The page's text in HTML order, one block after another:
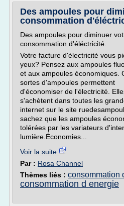
Des ampoules pour
consommation
Des ampoules pour diminuer
consommation d'éléctricité.
Votre facture d'électricité vous
yeux? Pensez aux ampoules
et aux ampoules économiques.
sortes d'ampoules permettent
d'économiser de l'électricité.
s'achètent dans toutes les
internet sur le site
sachez que les ampoules
tolérées par les variateurs
lumière.Économies...
Voir la suite
Par : Rosa Channel
Thèmes liés : consommation
consommation d energie